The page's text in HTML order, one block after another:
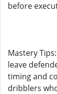
before
Mastery
leave
timing and
dribblers